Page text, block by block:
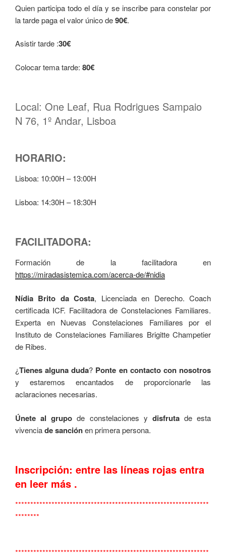
Quien participa todo el día y se inscribe para constelar por
la tarde paga el valor único de90€.
Asistir tarde :30€
Colocar tema tarde: 80€
Local: One Leaf, Rua Rodrigues Sampaio
N 76, 1º Andar, Lisboa
HORARIO:
Lisboa: 10:00H – 13:00H
Lisboa: 14:30H – 18:30H
FACILITADORA:
Formación de la facilitadora en
https://miradasistemica.com/acerca-de/#nidia
Nídia Brito da Costa, Licenciada en Derecho. Coach
certificada ICF. Facilitadora de Constelaciones Familiares.
Experta en Nuevas Constelaciones Familiares por el
Instituto de Constelaciones Familiares Brigitte Champetier
de Ribes.
¿Tienes alguna duda? Ponte en contacto con nosotros
y estaremos encantados de proporcionarle las
aclaraciones necesarias.
Únete al grupode constelaciones y disfrutade esta
vivenciade sanciónen primera persona.
Inscripción: entre las líneas rojas entra
en leer más .
****************************************************************
********
****************************************************************